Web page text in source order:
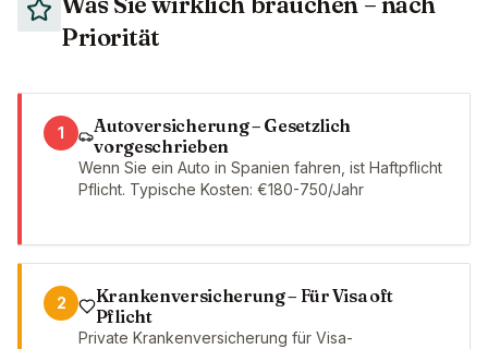
Priorität
1
Autoversicherung – Gesetzlich
vorgeschrieben
Wenn Sie ein Auto in Spanien fahren, ist Haftpflicht
Pflicht. Typische Kosten: €180-750/Jahr
2
Krankenversicherung – Für Visa oft
Pflicht
Private Krankenversicherung für Visa-